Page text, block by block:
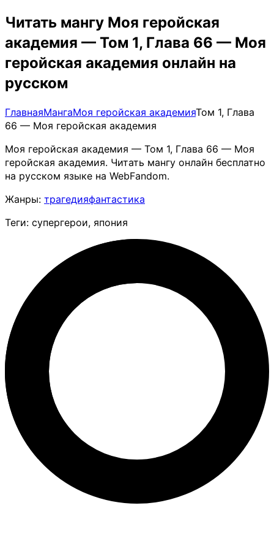
Читать мангу Моя геройская
академия — Том 1, Глава 66 — Моя
геройская академия онлайн на
русском
ГлавнаяМангаМоя геройская академияТом 1, Глава
66 — Моя геройская академия
Моя геройская академия — Том 1, Глава 66 — Моя
геройская академия. Читать мангу онлайн бесплатно
на русском языке на WebFandom.
Жанры: трагедияфантастика
Теги: супергерои, япония